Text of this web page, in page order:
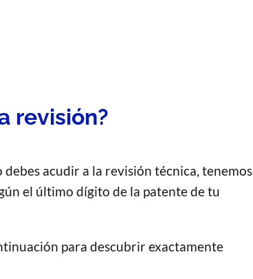
revisión?
acudir a la revisión técnica, tenemos
el último dígito de la patente de tu
para descubrir exactamente